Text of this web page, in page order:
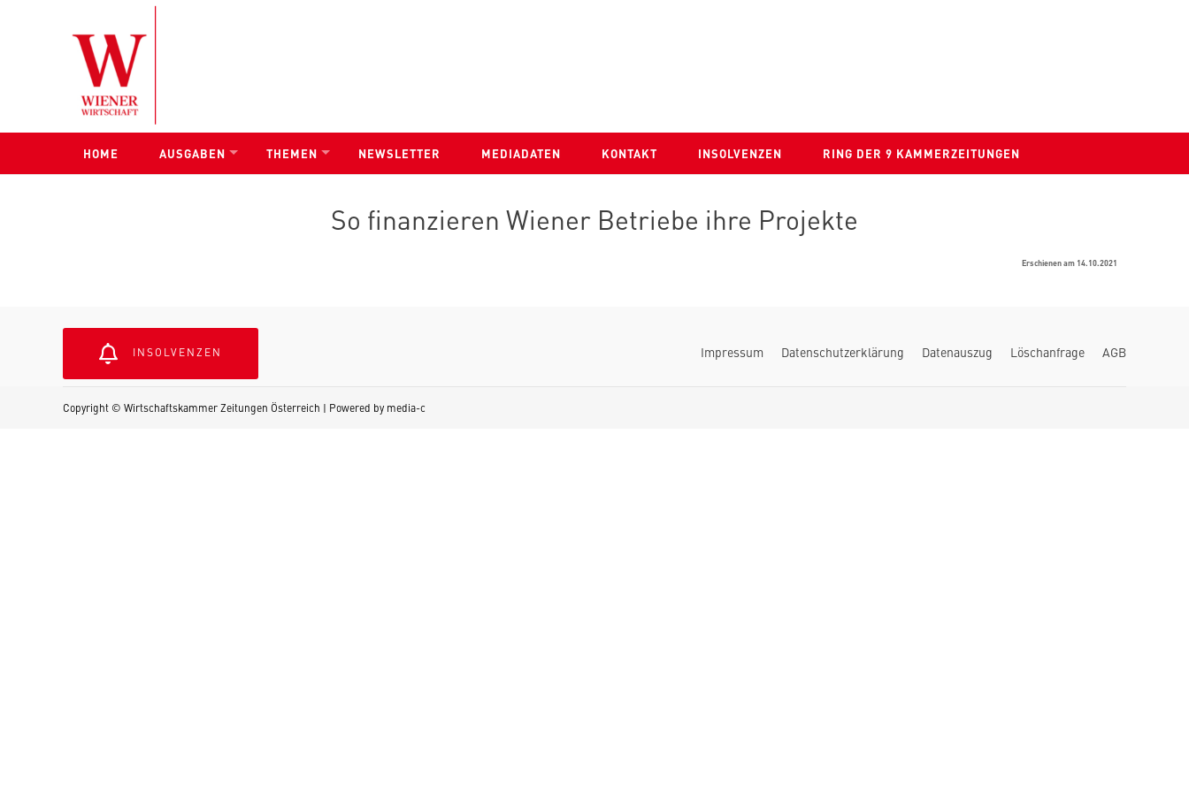
HOME AUSGABEN THEMEN NEWSLETTER MEDIADATEN KONTAKT INSOLVENZEN RING DER 9 KAMMERZEITUNGEN
So finanzieren Wiener Betriebe ihre Projekte
Erschienen am 14.10.2021
INSOLVENZEN Impressum Datenschutzerklärung Datenauszug Löschanfrage AGB
Copyright © Wirtschaftskammer Zeitungen Österreich | Powered by media-c